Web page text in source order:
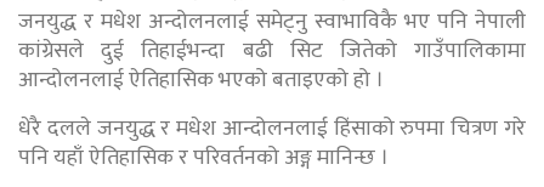
जनयुद्ध र मधेश अन्दोलनलाई समेट्नु स्वाभाविकै भए पनि नेपाली
कांग्रेसले दुई तिहाईभन्दा बढी सिट जितेको गाउँपालिकामा
आन्दोलनलाई ऐतिहासिक भएको बताइएको हो ।
धेरै दलले जनयुद्ध र मधेश आन्दोलनलाई हिंसाको रुपमा चित्रण गरे
पनि यहाँ ऐतिहासिक र परिवर्तनको अङ्ग मानिन्छ ।